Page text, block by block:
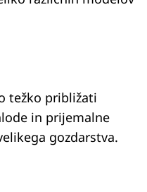
težko približati
in prijemalne
gozdarstva.